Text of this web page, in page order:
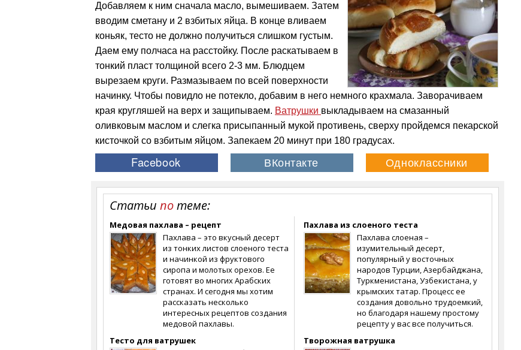
Добавляем к ним сначала масло, вымешиваем. Затем
вводим сметану и 2 взбитых яйца. В конце вливаем
коньяк, тесто не должно получиться слишком густым.
Даем ему полчаса на расстойку. После раскатываем в
тонкий пласт толщиной всего 2-3 мм. Блюдцем
вырезаем круги. Размазываем по всей поверхности
начинку. Чтобы повидло не потекло, добавим в него немного крахмала. Заворачиваем
края кругляшей на верх и защипываем. Ватрушки выкладываем на смазанный
оливковым маслом и слегка присыпанный мукой противень, сверху пройдемся пекарской
кисточкой со взбитым яйцом. Запекаем 20 минут при 180 градусах.
Статьи потеме:
Медовая пахлава – рецепт
Пахлава – это вкусный десерт
из тонких листов слоеного теста
и начинкой из фруктового
сиропа и молотых орехов. Ее
готовят во многих Арабских
странах. И сегодня мы хотим
рассказать несколько
интересных рецептов создания
медовой пахлавы.
Пахлава из слоеного теста
Пахлава слоеная –
изумительный десерт,
популярный у восточных
народов Турции, Азербайджана,
Туркменистана, Узбекистана, у
крымских татар. Процесс ее
создания довольно трудоемкий,
но благодаря нашему простому
рецепту у вас все получиться.
Тесто для ватрушек
Творожная ватрушка